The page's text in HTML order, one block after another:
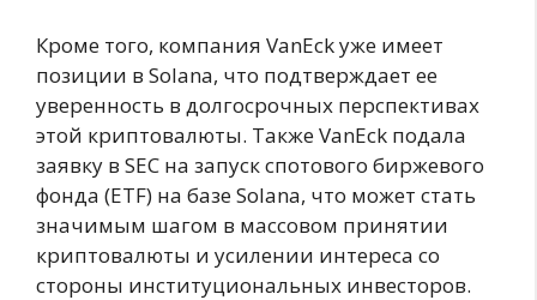
Кроме того, компания VanEck уже имеет
позиции в Solana, что подтверждает ее
уверенность в долгосрочных перспективах
этой криптовалюты. Также VanEck подала
заявку в SEC на запуск спотового биржевого
фонда (ETF) на базе Solana, что может стать
значимым шагом в массовом принятии
криптовалюты и усилении интереса со
стороны институциональных инвесторов.